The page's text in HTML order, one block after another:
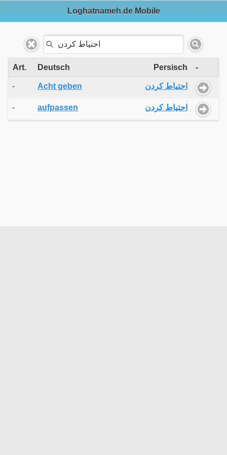
Loghatnameh.de Mobile
Art. Deutsch Persisch -
- Acht geben احتیاط کردن
- aufpassen احتیاط کردن